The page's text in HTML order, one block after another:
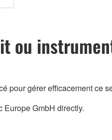
ou
pour gérer efficacement ce
Europe GmbH directly.